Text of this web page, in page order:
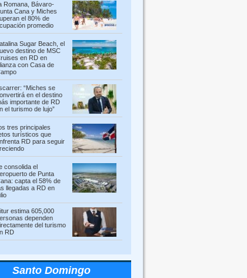
Romana, Bávaro-
Cana y Miches
el 80% de
promedio
Sugar Beach, el
destino de MSC
en RD en
con Casa de
“Miches se
en el destino
importante de RD
el turismo de lujo”
tres principales
turísticos que
RD para seguir
consolida el
de Punta
capta el 58% de
llegadas a RD en
estima 605,000
dependen
del turismo
RD
Santo Domingo